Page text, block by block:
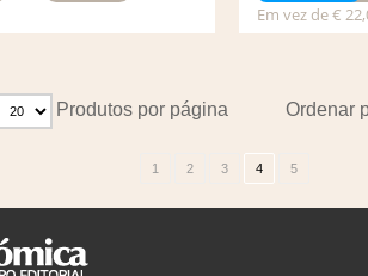
Em vez de €
Ordenar
Produtos por página
1 2 3 4 5